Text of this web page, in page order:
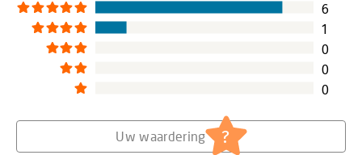
Hoofdrubriek:
6
1
0
0
0
Uw waardering ?